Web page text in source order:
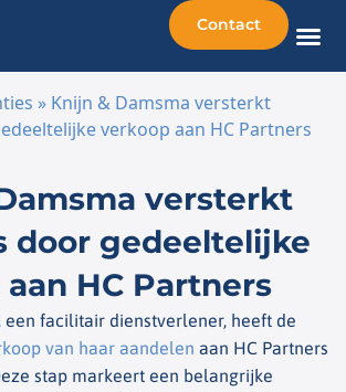
Contact
» Knijn & Damsma versterkt
verkoop aan HC Partners
versterkt
door gedeeltelijke
HC Partners
een facilitair dienstverlener, heeft de
van haar aandelen aan HC Partners
stap markeert een belangrijke